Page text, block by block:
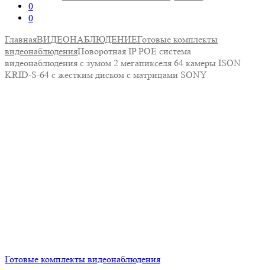
0
0
ГлавнаяВИДЕОНАБЛЮДЕНИЕГотовые комплекты
видеонаблюденияПоворотная IP POE система
видеонаблюдения с зумом 2 мегапикселя 64 камеры ISON
KRID-S-64 с жестким диском с матрицами SONY
Готовые комплекты видеонаблюдения